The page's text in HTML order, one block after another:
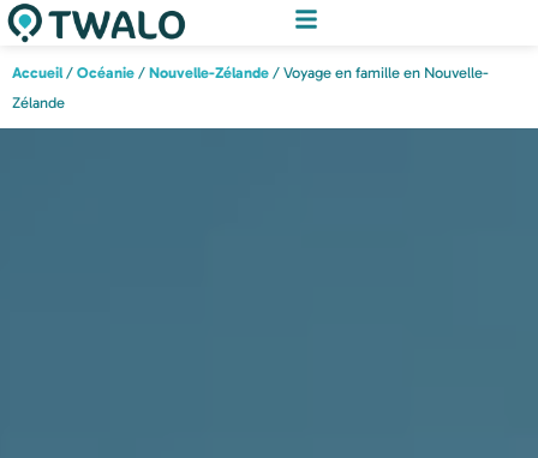
Accueil/ Océanie / Nouvelle-Zélande / Voyage en famille en Nouvelle-
Zélande